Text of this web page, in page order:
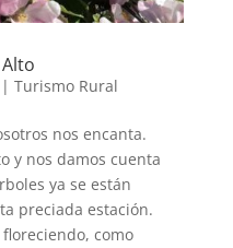
| Turismo Rural
nos encanta.
y nos damos cuenta
ya se están
preciada estación.
como